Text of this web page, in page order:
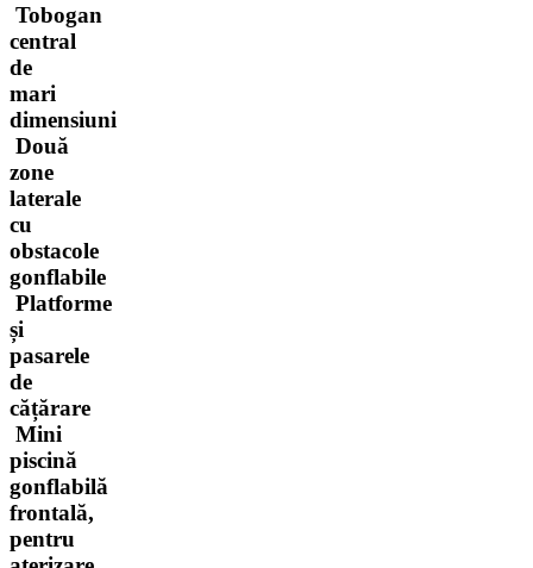
Tobogan
central
de
mari
dimensiuni
Două
zone
laterale
cu
obstacole
gonflabile
Platforme
și
pasarele
de
cățărare
Mini
piscină
gonflabilă
frontală,
pentru